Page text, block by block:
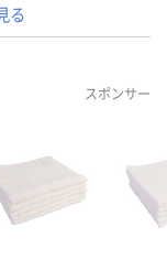
る
スポンサー